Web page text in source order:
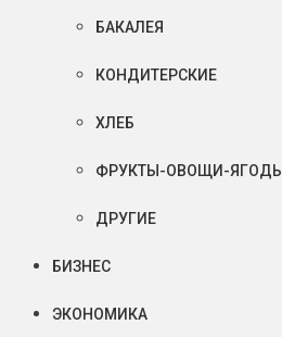
БАКАЛЕЯ
КОНДИТЕРСКИЕ
ХЛЕБ
ФРУКТЫ-ОВОЩИ-ЯГОДЫ
ДРУГИЕ
БИЗНЕС
ЭКОНОМИКА